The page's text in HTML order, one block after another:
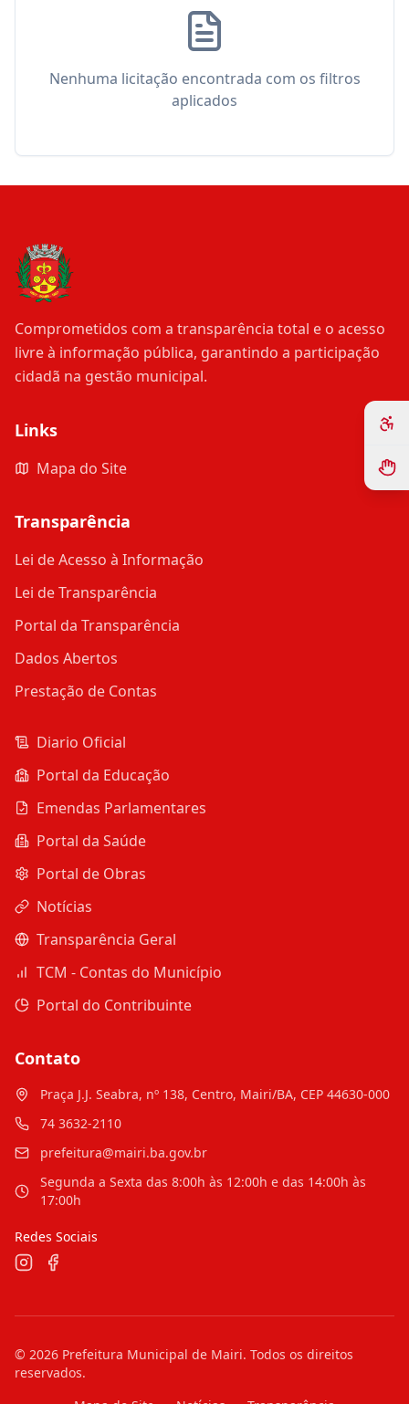
Nenhuma licitação encontrada com os filtros
aplicados
Comprometidos com a transparência total e o acesso
livre à informação pública, garantindo a participação
cidadã na gestão municipal.
Links
Mapa do Site
Transparência
Lei de Acesso à Informação
Lei de Transparência
Portal da Transparência
Dados Abertos
Prestação de Contas
Diario Oficial
Portal da Educação
Emendas Parlamentares
Portal da Saúde
Portal de Obras
Notícias
Transparência Geral
TCM - Contas do Município
Portal do Contribuinte
Contato
Praça J.J. Seabra, nº 138, Centro, Mairi/BA, CEP 44630-000
74 3632-2110
prefeitura@mairi.ba.gov.br
Segunda a Sexta das 8:00h às 12:00h e das 14:00h às
17:00h
Redes Sociais
© 2026 Prefeitura Municipal de Mairi. Todos os direitos
reservados.